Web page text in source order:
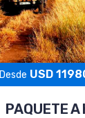
Desde USD
PAQUETE A